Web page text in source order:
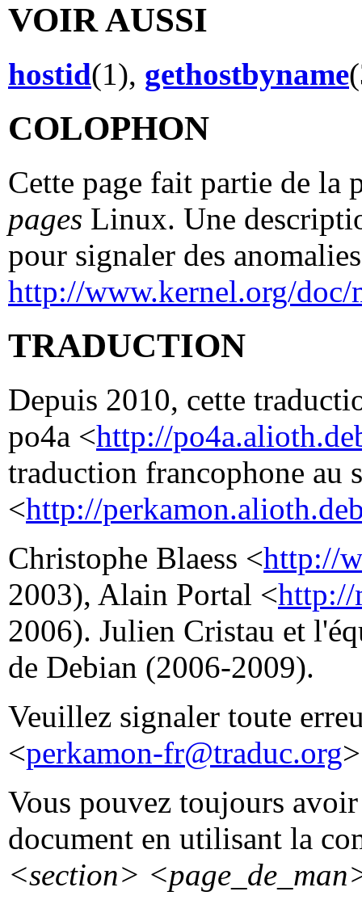
VOIR AUSSI
hostid(1), gethostbyname
COLOPHON
Cette page fait partie de
pages Linux. Une
pour signaler des
http://www.kernel.org/doc/
TRADUCTION
Depuis 2010, cette
po4a <http://
traduction francophone au
<http://
Christophe Blaess <http://
2003), Alain Portal <http://
2006). Julien Cristau et
de Debian (2006-2009).
Veuillez signaler toute
<perkamon-fr@traduc.org
Vous pouvez toujours
document en utilisant la
<section>